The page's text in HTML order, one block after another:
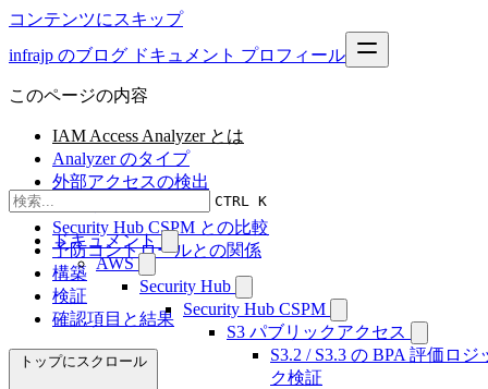
コンテンツにスキップ
infrajp のブログ ドキュメント プロフィール
CTRL K
ドキュメント
AWS
Security Hub
Security Hub CSPM
S3 パブリックアクセス
S3.2 / S3.3 の BPA 評価ロジ
ク検証
このページの内容
IAM Access Analyzer とは
Analyzer のタイプ
外部アクセスの検出
対応リソース
Security Hub CSPM との比較
予防コントロールとの関係
構築
検証
確認項目と結果
トップにスクロール